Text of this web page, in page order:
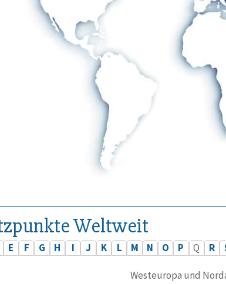
Weltweit
E F G H I J K L M N O P Q R
Westeuropa und